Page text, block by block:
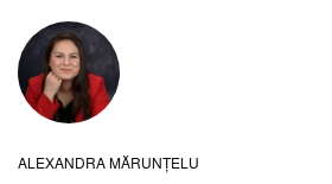
ALEXANDRA MĂRUNȚELU